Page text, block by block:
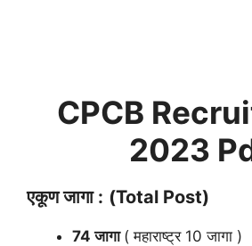
CPCB
2023
एकूण जागा : (Total Post)
74 जागा ( महाराष्ट्र 10 जागा )